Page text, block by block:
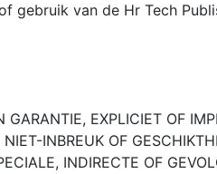
gebruik van de Hr Tech
GARANTIE, EXPLICIET OF
INBREUK OF
INDIRECTE OF